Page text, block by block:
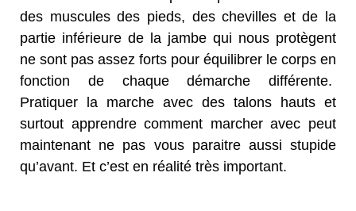
des muscules des pieds, des chevilles et de la
partie inférieure de la jambe qui nous protègent
ne sont pas assez forts pour équilibrer le corps en
fonction de chaque démarche différente.
Pratiquer la marche avec des talons hauts et
surtout apprendre comment marcher avec peut
maintenant ne pas vous paraitre aussi stupide
qu’avant. Et c’est en réalité très important.